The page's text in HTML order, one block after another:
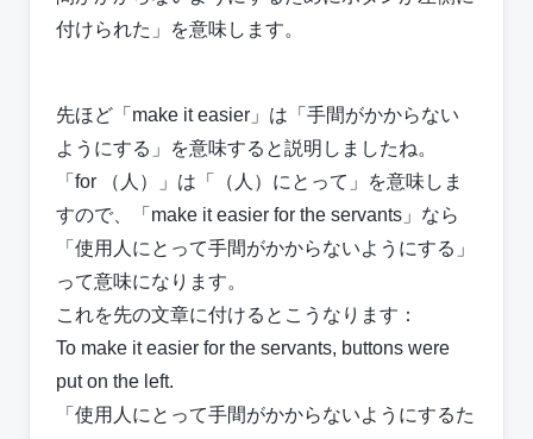
付けられた」を意味します。
先ほど「make it easier」は「手間がかからない
ようにする」を意味すると説明しましたね。
「for （人）」は「（人）にとって」を意味しま
すので、「make it easier for the servants」なら
「使用人にとって手間がかからないようにする」
って意味になります。
これを先の文章に付けるとこうなります：
To make it easier for the servants, buttons were
put on the left.
「使用人にとって手間がかからないようにするた